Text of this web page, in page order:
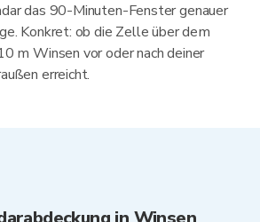
das 90-Minuten-Fenster genauer
Konkret: ob die Zelle über dem
m Winsen vor oder nach deiner
erreicht.